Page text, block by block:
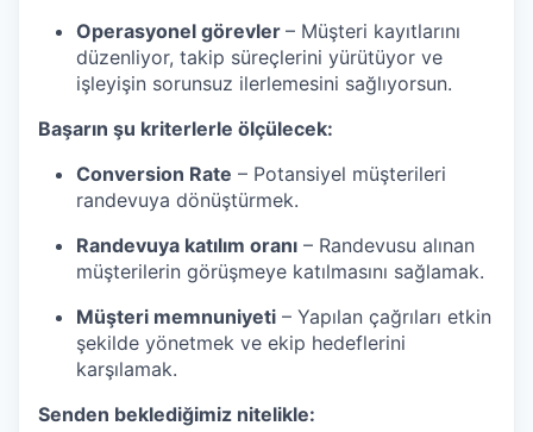
Operasyonel görevler – Müşteri kayıtlarını
düzenliyor, takip süreçlerini yürütüyor ve
işleyişin sorunsuz ilerlemesini sağlıyorsun.
Başarın şu kriterlerle ölçülecek:
Conversion Rate – Potansiyel müşterileri
randevuya dönüştürmek.
Randevuya katılım oranı – Randevusu alınan
müşterilerin görüşmeye katılmasını sağlamak.
Müşteri memnuniyeti – Yapılan çağrıları etkin
şekilde yönetmek ve ekip hedeflerini
karşılamak.
Senden beklediğimiz nitelikle: